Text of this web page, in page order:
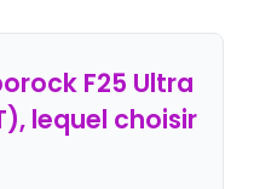
F25 Ultra
lequel choisir